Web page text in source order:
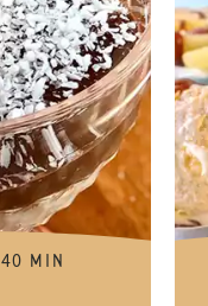
40 MIN